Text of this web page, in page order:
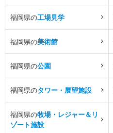
福岡県の工場見学
福岡県の美術館
福岡県の公園
福岡県のタワー・展望施設
福岡県の牧場・レジャー＆リ
ゾート施設